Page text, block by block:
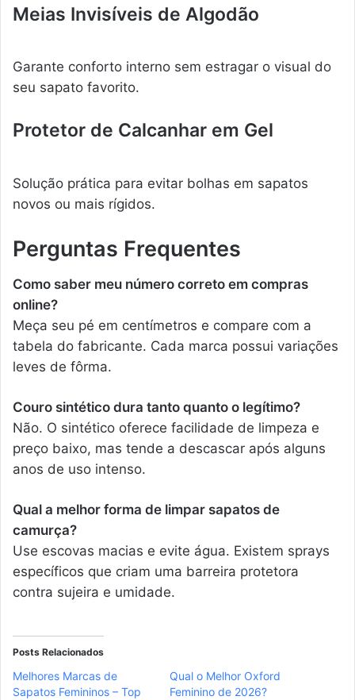
Meias Invisíveis de Algodão
Garante conforto interno sem estragar o visual do
seu sapato favorito.
Protetor de Calcanhar em Gel
Solução prática para evitar bolhas em sapatos
novos ou mais rígidos.
Perguntas Frequentes
Como saber meu número correto em compras
online?
Meça seu pé em centímetros e compare com a
tabela do fabricante. Cada marca possui variações
leves de fôrma.
Couro sintético dura tanto quanto o legítimo?
Não. O sintético oferece facilidade de limpeza e
preço baixo, mas tende a descascar após alguns
anos de uso intenso.
Qual a melhor forma de limpar sapatos de
camurça?
Use escovas macias e evite água. Existem sprays
específicos que criam uma barreira protetora
contra sujeira e umidade.
Posts Relacionados
Melhores Marcas de
Sapatos Femininos – Top
Qual o Melhor Oxford
Feminino de 2026?